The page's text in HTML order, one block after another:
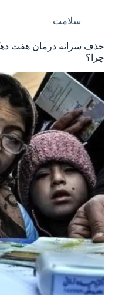
سلامت
حذف سرانه درمان هفت
چرا؟